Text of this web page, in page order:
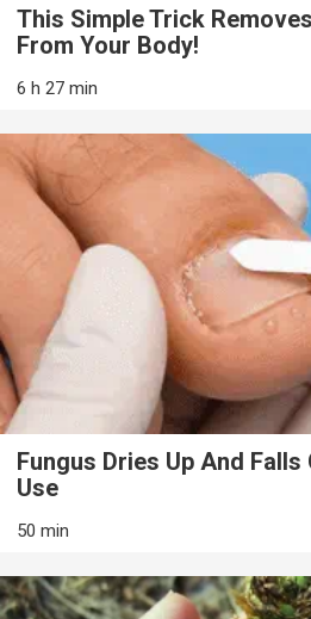
This Simple Trick
From Your Body!
6 h 27 min
Fungus Dries Up And
Use
50 min